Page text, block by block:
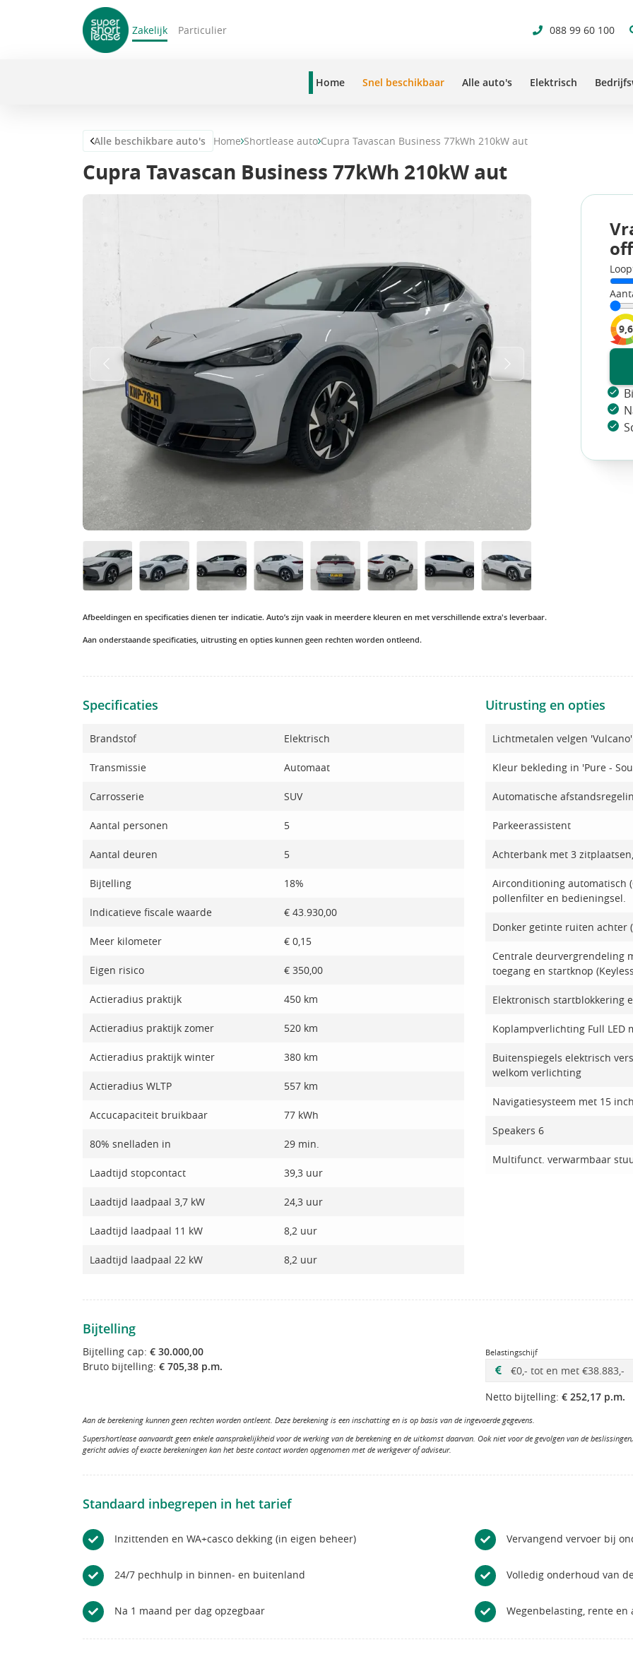
Zakelijk Particulier 088 99 60 100
Home Snel beschikbaar Alle auto's Elektrisch
Alle beschikbare auto's Home Shortlease auto Cupra Tavascan Business 77kWh 210kW aut
Cupra Tavascan Business 77kWh 210kW aut
9,6
Afbeeldingen en specificaties dienen ter indicatie. Auto’s zijn vaak in meerdere kleuren en met verschillende extra's leverbaar.
Aan onderstaande specificaties, uitrusting en opties kunnen geen rechten worden ontleend.
Specificaties
Brandstof Elektrisch
Transmissie Automaat
Carrosserie SUV
Aantal personen 5
Aantal deuren 5
Bijtelling 18%
Indicatieve fiscale waarde € 43.930,00
Meer kilometer € 0,15
Eigen risico € 350,00
Actieradius praktijk 450 km
Actieradius praktijk zomer 520 km
Actieradius praktijk winter 380 km
Actieradius WLTP 557 km
Accucapaciteit bruikbaar 77 kWh
80% snelladen in 29 min.
Laadtijd stopcontact 39,3 uur
Laadtijd laadpaal 3,7 kW 24,3 uur
Laadtijd laadpaal 11 kW 8,2 uur
Laadtijd laadpaal 22 kW 8,2 uur
Uitrusting en opties
Lichtmetalen velgen
Kleur bekleding in 'Pure -
Automatische
Parkeerassistent
Achterbank met 3
Airconditioning automatisch
pollenfilter en bedieningsel.
Donker getinte ruiten achter
Centrale deurvergrendeling
toegang en startknop
Elektronisch startblokkering
Koplampverlichting Full LED
Buitenspiegels elektrisch
welkom verlichting
Navigatiesysteem met 15
Speakers 6
Multifunct. verwarmbaar
Bijtelling
Bijtelling cap: € 30.000,00
Bruto bijtelling: € 705,38 p.m.
Belastingschijf
Netto bijtelling: € 252,17 p.m.
Aan de berekening kunnen geen rechten worden ontleent. Deze berekening is een inschatting en is op basis van de ingevoerde gegevens.
Supershortlease aanvaardt geen enkele aansprakelijkheid voor de werking van de berekening en de uitkomst daarvan. Ook niet voor de gevolgen van de
gericht advies of exacte berekeningen kan het beste contact worden opgenomen met de werkgever of adviseur.
Standaard inbegrepen in het tarief
Inzittenden en WA+casco dekking (in eigen beheer) Vervangend vervoer bij
24/7 pechhulp in binnen- en buitenland Volledig onderhoud van
Na 1 maand per dag opzegbaar Wegenbelasting, rente en